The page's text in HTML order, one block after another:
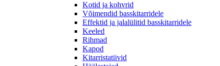
Kotid ja kohvrid
Võimendid basskitarridele
Effektid ja jalalülitid basskitarridele
Keeled
Rihmad
Kapod
Kitarristatiivid